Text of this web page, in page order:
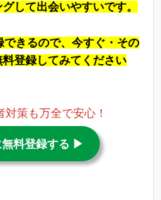
して出会いやすいです。
きるので、今すぐ・その
登録してみてください
策も万全で安心！
無料登録する ▶︎